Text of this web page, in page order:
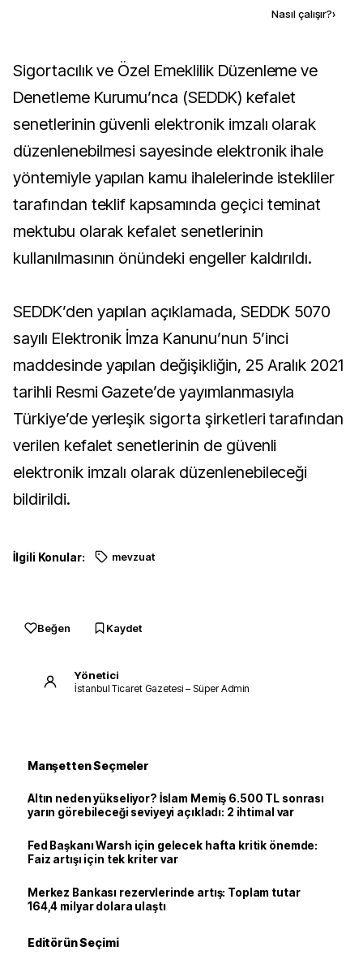
Nasıl çalışır?›
Sigortacılık ve Özel Emeklilik Düzenleme ve
Denetleme Kurumu’nca (SEDDK) kefalet
senetlerinin güvenli elektronik imzalı olarak
düzenlenebilmesi sayesinde elektronik ihale
yöntemiyle yapılan kamu ihalelerinde istekliler
tarafından teklif kapsamında geçici teminat
mektubu olarak kefalet senetlerinin
kullanılmasının önündeki engeller kaldırıldı.
SEDDK’den yapılan açıklamada, SEDDK 5070
sayılı Elektronik İmza Kanunu’nun 5’inci
maddesinde yapılan değişikliğin, 25 Aralık 2021
tarihli Resmi Gazete’de yayımlanmasıyla
Türkiye’de yerleşik sigorta şirketleri tarafından
verilen kefalet senetlerinin de güvenli
elektronik imzalı olarak düzenlenebileceği
bildirildi.
İlgili Konular: mevzuat
Beğen Kaydet
Yönetici
İstanbul Ticaret Gazetesi – Süper Admin
Manşetten Seçmeler
Altın neden yükseliyor? İslam Memiş 6.500 TL sonrası
yarın görebileceği seviyeyi açıkladı: 2 ihtimal var
Fed Başkanı Warsh için gelecek hafta kritik önemde:
Faiz artışı için tek kriter var
Merkez Bankası rezervlerinde artış: Toplam tutar
164,4 milyar dolara ulaştı
Editörün Seçimi